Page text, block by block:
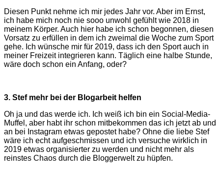
Diesen Punkt nehme ich mir jedes Jahr vor. Aber im Ernst,
ich habe mich noch nie sooo unwohl gefühlt wie 2018 in
meinem Körper. Auch hier habe ich schon begonnen, diesen
Vorsatz zu erfüllen in dem ich zweimal die Woche zum Sport
gehe. Ich wünsche mir für 2019, dass ich den Sport auch in
meiner Freizeit integrieren kann. Täglich eine halbe Stunde,
wäre doch schon ein Anfang, oder?
3. Stef mehr bei der Blogarbeit helfen
Oh ja und das werde ich. Ich weiß ich bin ein Social-Media-
Muffel, aber habt ihr schon mitbekommen das ich jetzt ab und
an bei Instagram etwas gepostet habe? Ohne die liebe Stef
wäre ich echt aufgeschmissen und ich versuche wirklich in
2019 etwas organisierter zu werden und nicht mehr als
reinstes Chaos durch die Bloggerwelt zu hüpfen.